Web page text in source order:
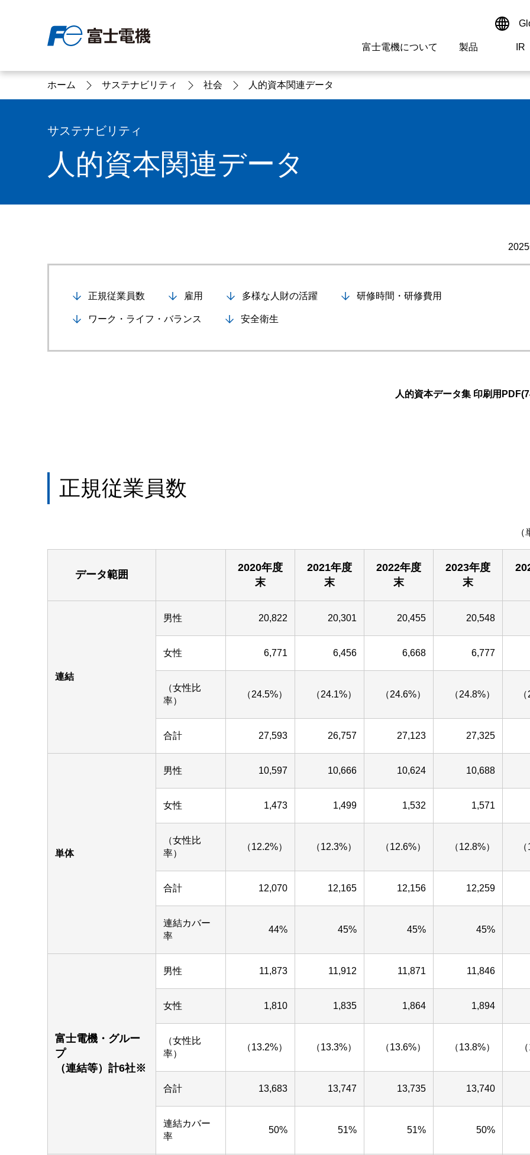
富士電機について
富士電機について
富士電機についてのトップ
製品
製品情報
製品情報のトップへ
保守
自動販売機・店舗
IR
IR 株主・投資家情報
株主・投資家情報のトップ
サステナビリティ
サステナビリティのトップ
採用情報
採用情報のトップへ
お問い合わせ
お問い合わせのトップへ
ホーム サステナビリティ 社会 人的資本関連データ
サステナビリティ
人的資本関連データ
正規従業員数 雇用 多様な人財の活躍 研修時間・研修費用
ワーク・ライフ・バランス 安全衛生
人的資本データ集 印刷用
正規従業員数
データ範囲
2020年度
末
2021年度
末
2022年度
末
2023年度
末
連結
男性 20,822 20,301 20,455 20,548
女性 6,771 6,456 6,668 6,777
（女性比
率）
（24.5%） （24.1%） （24.6%） （24.8%）
合計 27,593 26,757 27,123 27,325
単体
男性 10,597 10,666 10,624 10,688
女性 1,473 1,499 1,532 1,571
（女性比
率）
（12.2%） （12.3%） （12.6%） （12.8%）
合計 12,070 12,165 12,156 12,259
連結カバー
率
44% 45% 45% 45%
富士電機・グルー
プ
（連結等）計6社※
男性 11,873 11,912 11,871 11,846
女性 1,810 1,835 1,864 1,894
（女性比
率）
（13.2%） （13.3%） （13.6%） （13.8%）
合計 13,683 13,747 13,735 13,740
連結カバー
率
50% 51% 51% 50%